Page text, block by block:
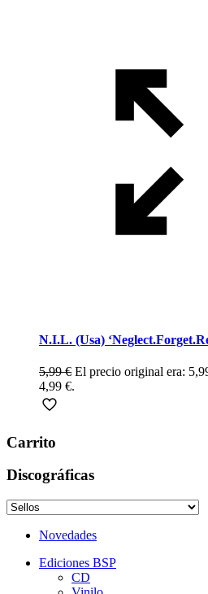
N.I.L. (Usa)
5,99€ El precio original era:
4,99 €.
Carrito
Discográficas
Novedades
Ediciones BSP
CD